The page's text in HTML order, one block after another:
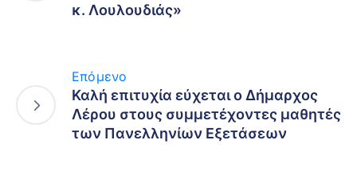
κ. Λουλουδιάς»
Επόμενο
Καλή επιτυχία εύχεται ο Δήμαρχος
Λέρου στους συμμετέχοντες μαθητές
των Πανελληνίων Εξετάσεων